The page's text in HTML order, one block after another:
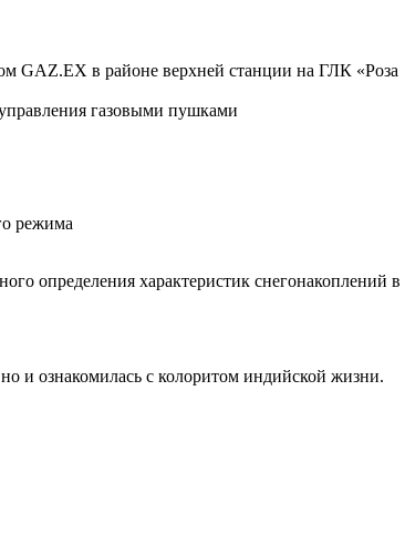
GAZ.EX в районе верхней станции на ГЛК «Роза
газовыми пушками
режима
определения характеристик снегонакоплений в
и ознакомилась с колоритом индийской жизни.